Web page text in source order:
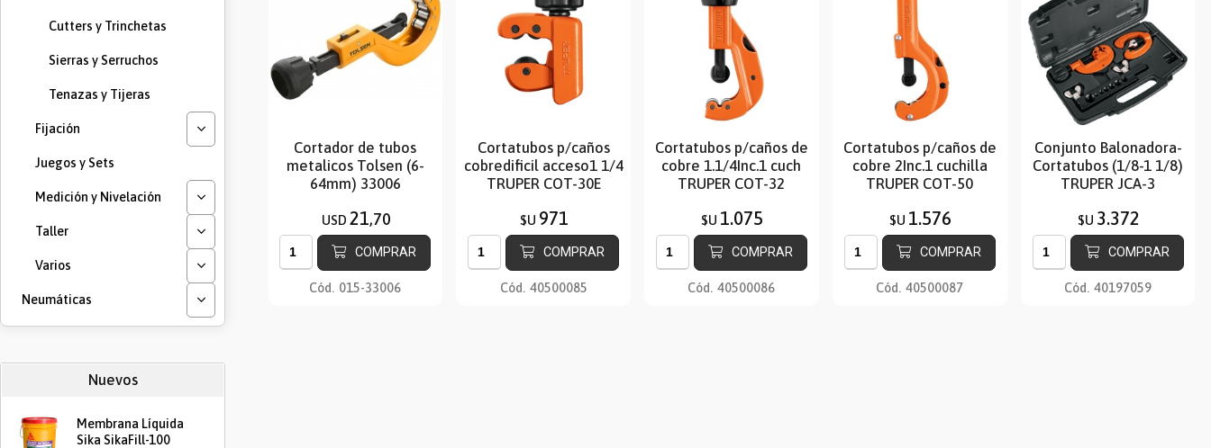
Cortador de tubos
metalicos Tolsen (6-
64mm) 33006
USD 21 ,70
COMPRAR
Cód. 015-33006
Cortatubos p/caños
cobredificil acceso1 1/4
TRUPER COT-30E
$U 971
COMPRAR
Cód. 40500085
Cortatubos p/caños de
cobre 1.1/4Inc.1 cuch
TRUPER COT-32
$U 1.075
COMPRAR
Cód. 40500086
Cortatubos p/caños de
cobre 2Inc.1 cuchilla
TRUPER COT-50
$U 1.576
COMPRAR
Cód. 40500087
Conjunto Balonadora-
Cortatubos (1/8-1 1/8)
TRUPER JCA-3
$U 3.372
COMPRAR
Cód. 40197059
Cutters y Trinchetas
Sierras y Serruchos
Tenazas y Tijeras
Fijación
Juegos y Sets
Medición y Nivelación
Taller
Varios
Neumáticas
Nuevos
Membrana Líquida
Sika SikaFill-100